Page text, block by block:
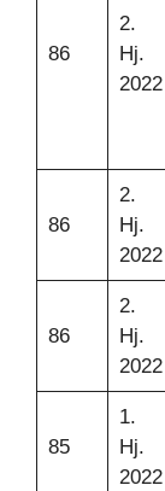
86
2.
Hj.
2022
86
2.
Hj.
2022
86
2.
Hj.
2022
85
1.
Hj.
2022